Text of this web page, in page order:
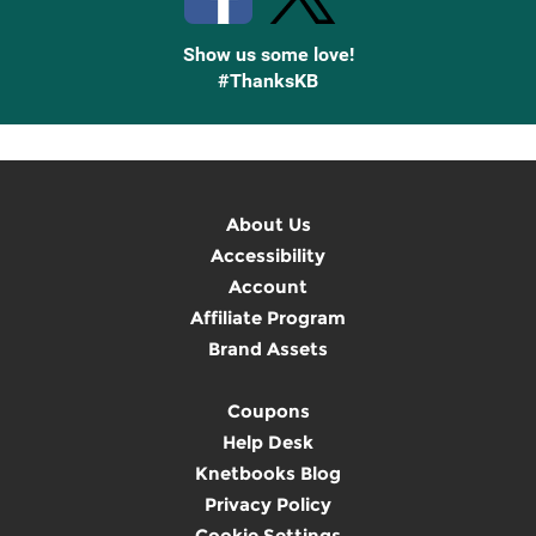
Show us some love!
#ThanksKB
About Us
Accessibility
Account
Affiliate Program
Brand Assets
Coupons
Help Desk
Knetbooks Blog
Privacy Policy